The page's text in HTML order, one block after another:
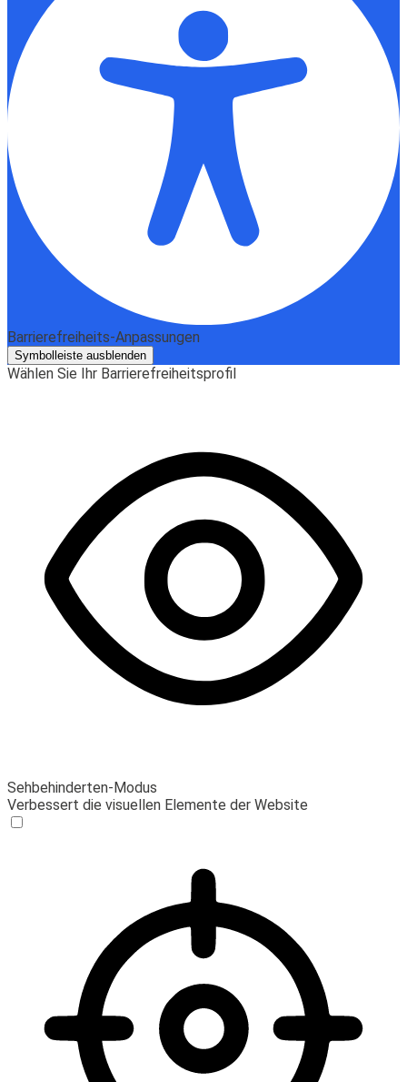
Barrierefreiheits-Anpassungen
Symbolleiste ausblenden
Wählen Sie Ihr Barrierefreiheitsprofil
Sehbehinderten-Modus
Verbessert die visuellen Elemente der Website